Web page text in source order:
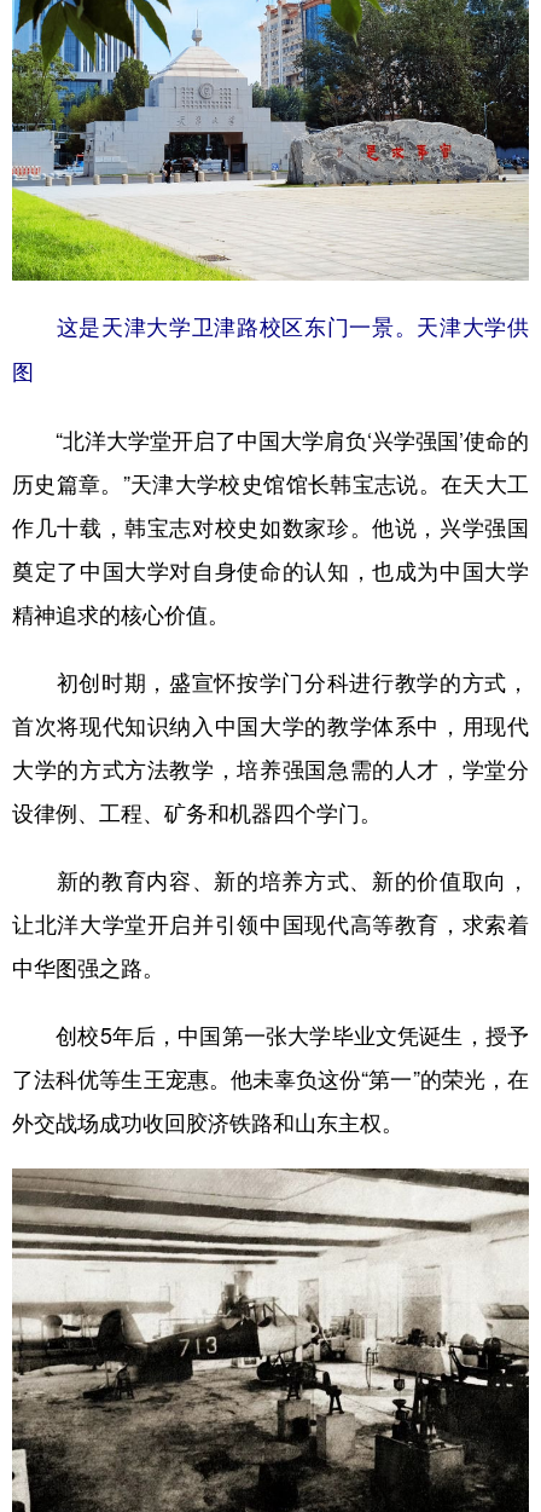
这是天津大学卫津路校区东门一景。天津大学供
图
“北洋大学堂开启了中国大学肩负‘兴学强国’使命的
历史篇章。”天津大学校史馆馆长韩宝志说。在天大工
作几十载，韩宝志对校史如数家珍。他说，兴学强国
奠定了中国大学对自身使命的认知，也成为中国大学
精神追求的核心价值。
初创时期，盛宣怀按学门分科进行教学的方式，
首次将现代知识纳入中国大学的教学体系中，用现代
大学的方式方法教学，培养强国急需的人才，学堂分
设律例、工程、矿务和机器四个学门。
新的教育内容、新的培养方式、新的价值取向，
让北洋大学堂开启并引领中国现代高等教育，求索着
中华图强之路。
创校5年后，中国第一张大学毕业文凭诞生，授予
了法科优等生王宠惠。他未辜负这份“第一”的荣光，在
外交战场成功收回胶济铁路和山东主权。